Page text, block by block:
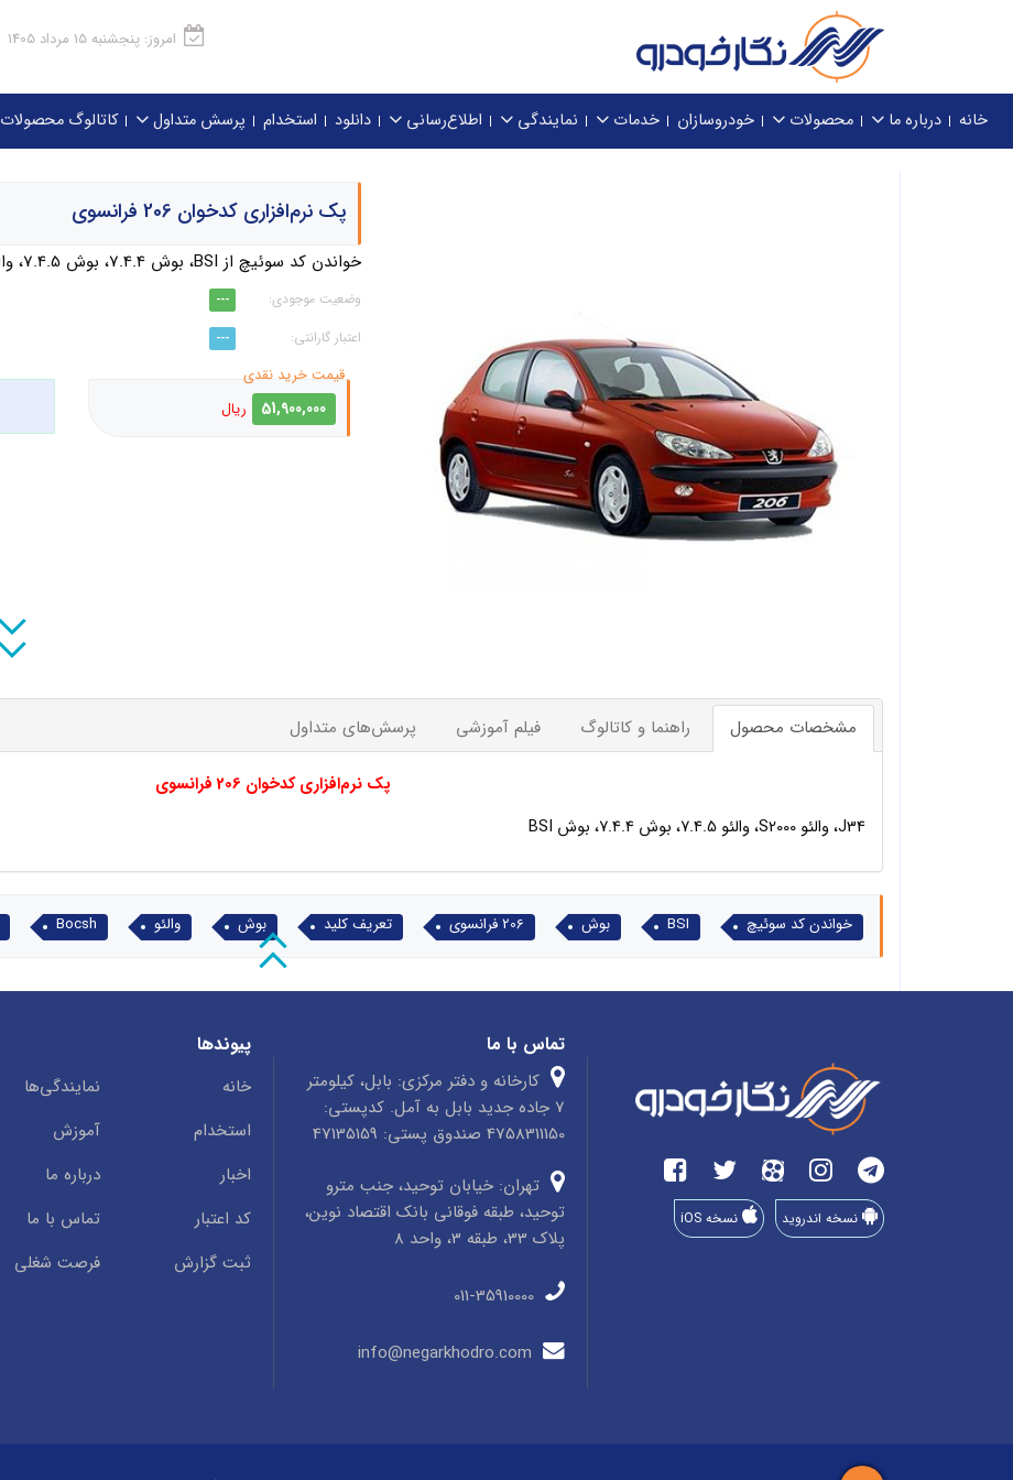
امروز: پنجشنبه 15 مرداد 1405
خانه درباره ما محصولات خودروسازان خدمات نمایندگی اطلاع‌رسانی دانلود استخدام پرسش متداول کاتالوگ محصولات
پک نرم‌افزاری کدخوان 206 فرانسوی
خواندن کد سوئیچ از BSI، بوش 7.4.4، بوش 7.4.5، والئو S2000، والئو J34
---
---
51,900,000
مشخصات محصول راهنما و کاتالوگ فیلم آموزشی پرسش‌های متداول
پک نرم‌افزاری کدخوان 206 فرانسوی
BSI ، بوش7.4.4 ، بوش7.4.5 ، والئوS2000 ، والئوJ34
خواندن کد سوئیچ BSI بوش 206 فرانسوی تعریف کلید بوش والئو Bocsh
نسخه اندروید نسخه iOS
تماس با ما
کارخانه و دفتر مرکزی: بابل، کیلومتر
7 جاده جدید بابل به آمل. کدپستی:
4758311150 صندوق پستی: 47135159
تهران: خیابان توحید، جنب مترو
توحید، طبقه فوقانی بانک اقتصاد نوین،
پلاک 33، طبقه 3، واحد 8
پیوندها
خانه
نمایندگی‌ها
استخدام
آموزش
اخبار
درباره ما
کد اعتبار
تماس با ما
ثبت گزارش
فرصت شغلی